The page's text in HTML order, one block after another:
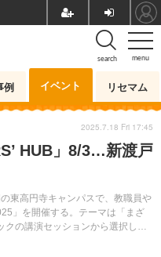
menu
search
例 イベント リセマム
HUB」8/3…新渡戸
東高円寺キャンパスで、教職員や
」を開催する。テーマは「まざ
クの講演セッションから選択して
2025.7.18 Fri 17:45